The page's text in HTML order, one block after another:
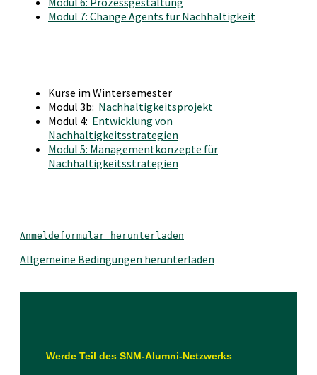
Modul 7: Change Agents für Nachhaltigkeit
Kurse im Wintersemester
Modul 3b: Nachhaltigkeitsprojekt
Modul 4: Entwicklung von
Nachhaltigkeitsstrategien
Modul 5: Managementkonzepte für
Nachhaltigkeitsstrategien
Anmeldeformular herunterladen
Allgemeine Bedingungen herunterladen